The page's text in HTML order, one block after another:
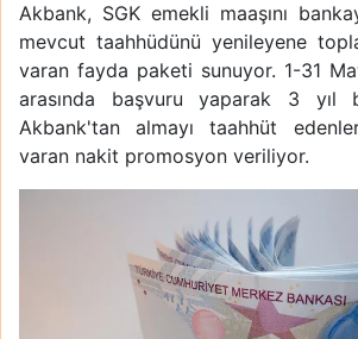
Akbank, SGK emekli maaşını
mevcut taahhüdünü yenileyene
varan fayda paketi sunuyor. 1-31
arasında başvuru yaparak 3 yıl
Akbank'tan almayı taahhüt
varan nakit promosyon veriliyor.